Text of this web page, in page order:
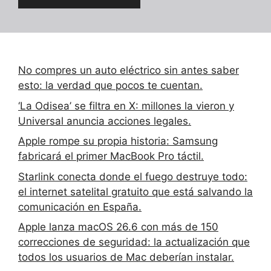
No compres un auto eléctrico sin antes saber
esto: la verdad que pocos te cuentan.
‘La Odisea’ se filtra en X: millones la vieron y
Universal anuncia acciones legales.
Apple rompe su propia historia: Samsung
fabricará el primer MacBook Pro táctil.
Starlink conecta donde el fuego destruye todo:
el internet satelital gratuito que está salvando la
comunicación en España.
Apple lanza macOS 26.6 con más de 150
correcciones de seguridad: la actualización que
todos los usuarios de Mac deberían instalar.